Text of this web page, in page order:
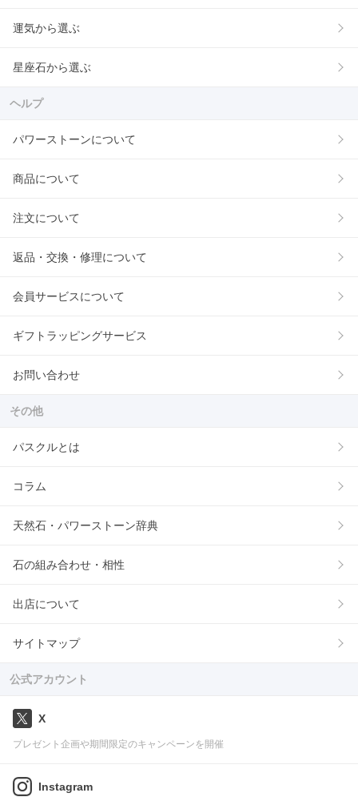
運気から選ぶ
星座石から選ぶ
ヘルプ
パワーストーンについて
商品について
注文について
返品・交換・修理について
会員サービスについて
ギフトラッピングサービス
お問い合わせ
その他
パスクルとは
コラム
天然石・パワーストーン辞典
石の組み合わせ・相性
出店について
サイトマップ
公式アカウント
X
プレゼント企画や期間限定のキャンペーンを開催
Instagram